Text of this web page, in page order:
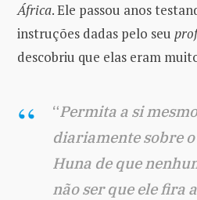
África. Ele passou anos
instruções dadas pelo seu
descobriu que elas eram
“Permita a si
diariamente sobre
Huna de que
não ser que ele fira